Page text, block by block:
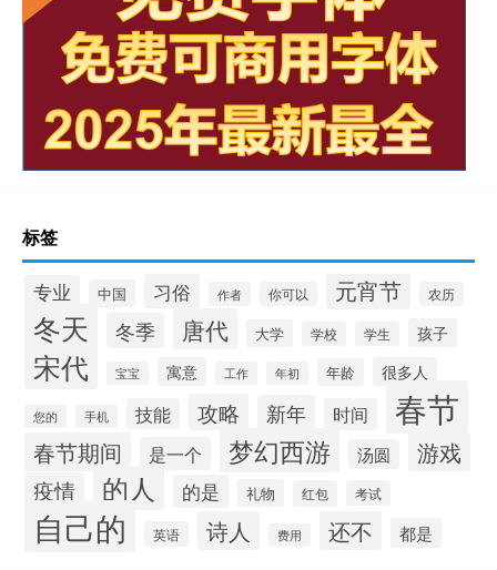
标签
专业 中国 习俗 作者 你可以 元宵节 农历
冬天 冬季 唐代 大学 学校 学生 孩子
宋代 宝宝 寓意 工作 年初 年龄 很多人
您的 手机 技能 攻略 新年 时间 春节
春节期间 是一个 梦幻西游 汤圆 游戏
疫情 的人 的是 礼物 红包 考试
自己的 英语 诗人 费用 还不 都是